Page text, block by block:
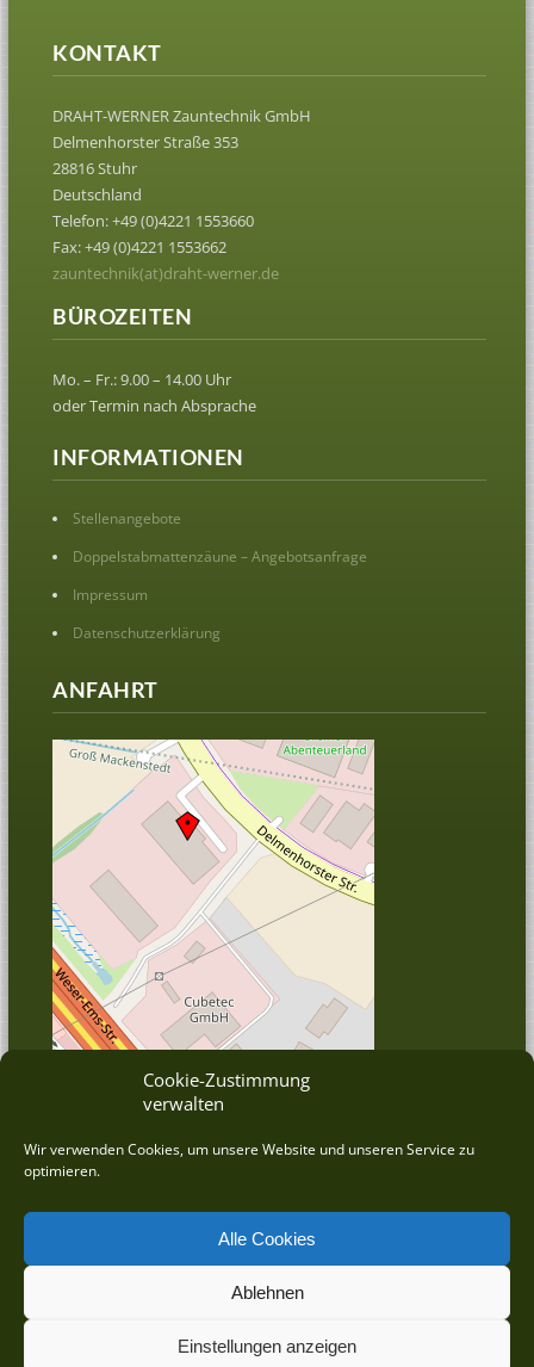
Cookie-Zustimmung
verwalten
Wir verwenden Cookies, um unsere Website und unseren Service zu
optimieren.
Alle Cookies
Ablehnen
Einstellungen anzeigen
KONTAKT
DRAHT-WERNER Zauntechnik GmbH
Delmenhorster Straße 353
28816 Stuhr
Deutschland
Telefon: +49 (0)4221 1553660
Fax: +49 (0)4221 1553662
zauntechnik(at)draht-werner.de
BÜROZEITEN
Mo. – Fr.: 9.00 – 14.00 Uhr
oder Termin nach Absprache
INFORMATIONEN
Stellenangebote
Doppelstabmattenzäune – Angebotsanfrage
Impressum
Datenschutzerklärung
ANFAHRT
2026 DRAHT-WERNER Zauntechnik GmbH betreut durch die